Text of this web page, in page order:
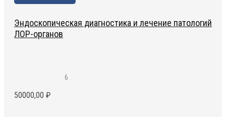
6
Эндоскопическая диагностика и лечение патологий
ЛОР-органов
50000,00 ₽